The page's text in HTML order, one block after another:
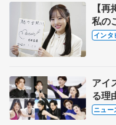
【
私の
退時
インタ
アイ
る理
実力
ニュー